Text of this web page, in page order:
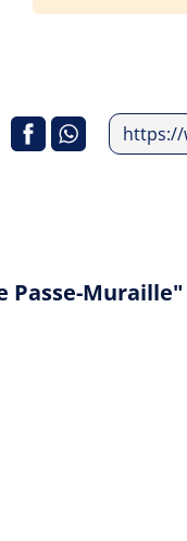
https://
Passe-